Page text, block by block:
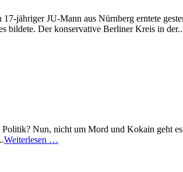
jähriger JU-Mann aus Nürnberg erntete
bildete. Der konservative Berliner Kreis in
Nun, nicht um Mord und Kokain geht
Weiterlesen …